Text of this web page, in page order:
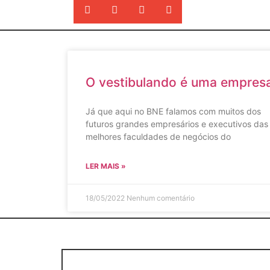
O vestibulando é uma
Já que aqui no BNE falamos com muitos dos
futuros grandes empresários e executivos das
melhores faculdades de negócios do
LER MAIS »
18/05/2022 Nenhum comentário